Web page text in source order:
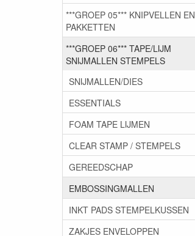
***GROEP 05*** KNIPVELLEN EN
PAKKETTEN
***GROEP 06*** TAPE/LIJM
SNIJMALLEN STEMPELS
SNIJMALLEN/DIES
ESSENTIALS
FOAM TAPE LIJMEN
CLEAR STAMP / STEMPELS
GEREEDSCHAP
EMBOSSINGMALLEN
INKT PADS STEMPELKUSSEN
ZAKJES ENVELOPPEN